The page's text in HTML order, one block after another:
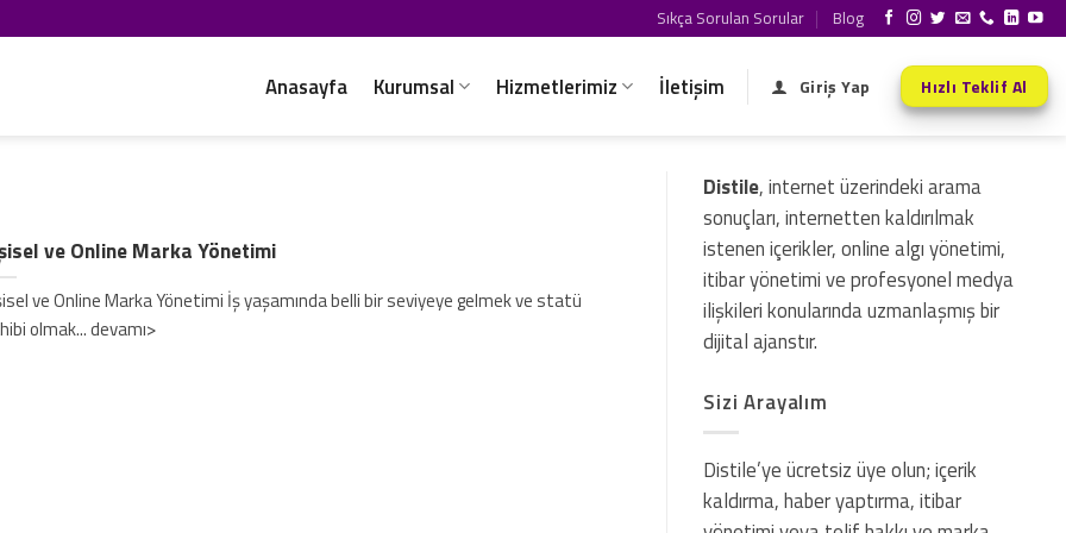
Sıkça Sorulan Sorular Blog
Anasayfa Kurumsal Hizmetlerimiz İletişim Giriş Yap Hızlı Teklif Al
ve Online Marka Yönetimi
ve Online Marka Yönetimi İş yaşamında belli bir seviyeye gelmek ve statü
olmak... devamı>
Distile, internet üzerindeki arama
sonuçları, internetten kaldırılmak
istenen içerikler, online algı yönetimi,
itibar yönetimi ve profesyonel medya
ilişkileri konularında uzmanlaşmış bir
dijital ajanstır.
Sizi Arayalım
Distile’ye ücretsiz üye olun; içerik
kaldırma, haber yaptırma, itibar